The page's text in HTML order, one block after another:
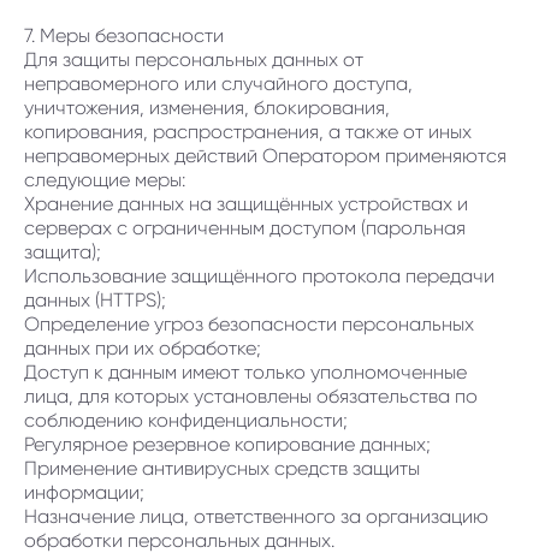
7. Меры безопасности
Для защиты персональных данных от
неправомерного или случайного доступа,
уничтожения, изменения, блокирования,
копирования, распространения, а также от иных
неправомерных действий Оператором применяются
следующие меры:
Хранение данных на защищённых устройствах и
серверах с ограниченным доступом (парольная
защита);
Использование защищённого протокола передачи
данных (HTTPS);
Определение угроз безопасности персональных
данных при их обработке;
Доступ к данным имеют только уполномоченные
лица, для которых установлены обязательства по
соблюдению конфиденциальности;
Регулярное резервное копирование данных;
Применение антивирусных средств защиты
информации;
Назначение лица, ответственного за организацию
обработки персональных данных.